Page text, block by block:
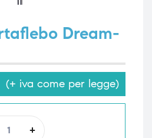
Dream-
(+ iva come per legge)
+